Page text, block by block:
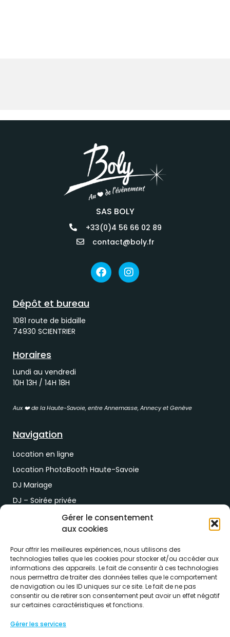
Gérer le consentement
aux cookies
Pour offrir les meilleures expériences, nous utilisons des
technologies telles que les cookies pour stocker et/ou accéder aux
informations des appareils. Le fait de consentir à ces technologies
nous permettra de traiter des données telles que le comportement
de navigation ou les ID uniques sur ce site. Le fait de ne pas
consentir ou de retirer son consentement peut avoir un effet négatif
sur certaines caractéristiques et fonctions.
Gérer les services
SAS BOLY
+33(0)4 56 66 02 89
contact@boly.fr
Dépôt et bureau
1081 route de bidaille
74930 SCIENTRIER
Horaires
Lundi au vendredi
10H 13H / 14H 18H
Aux ❤️ de la Haute-Savoie, entre Annemasse, Annecy et Genève
Navigation
Location en ligne
Location PhotoBooth Haute-Savoie
DJ Mariage
DJ – Soirée privée
DJ Soirée d’entreprise
Demande de devis
Paiement & RDV
Lien de paiement
RDV drive location